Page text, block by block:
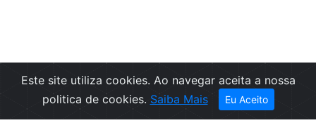
Filtros
Este site utiliza cookies. Ao navegar aceita a nossa
politica de cookies. Saiba Mais Eu Aceito